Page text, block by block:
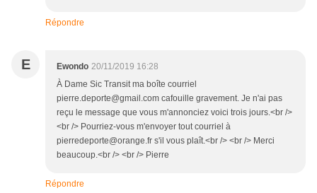
Répondre
E Ewondo 20/11/2019 16:28
À Dame Sic Transit ma boîte courriel
pierre.deporte@gmail.com cafouille gravement. Je n'ai pas
reçu le message que vous m'annonciez voici trois jours.<br />
<br /> Pourriez-vous m'envoyer tout courriel à
pierredeporte@orange.fr s'il vous plaît.<br /> <br /> Merci
beaucoup.<br /> <br /> Pierre
Répondre